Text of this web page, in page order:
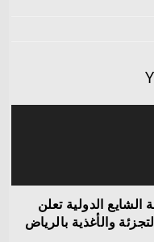
الدولية تعلن
والأغذية بالرياض